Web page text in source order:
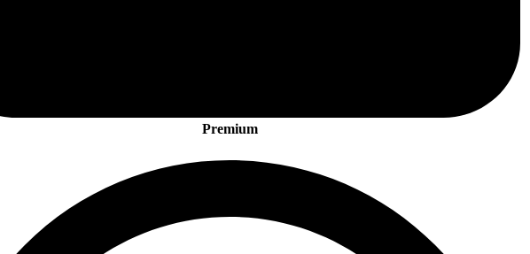
Premium